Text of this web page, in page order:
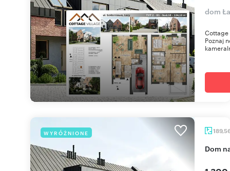
dom
Cottage
Poznaj
WYRÓŻNIONE
dom